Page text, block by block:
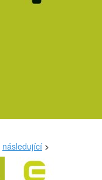
následující >